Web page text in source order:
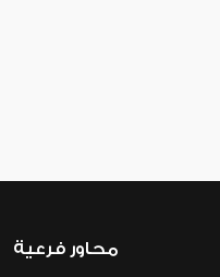
محاور فرعية